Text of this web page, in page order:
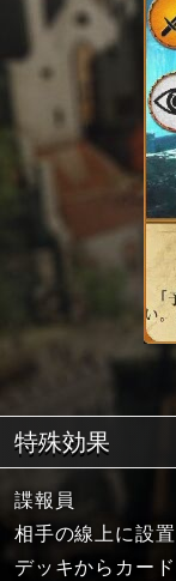
特殊効果
諜報員
相手の線上に設
デッキからカード